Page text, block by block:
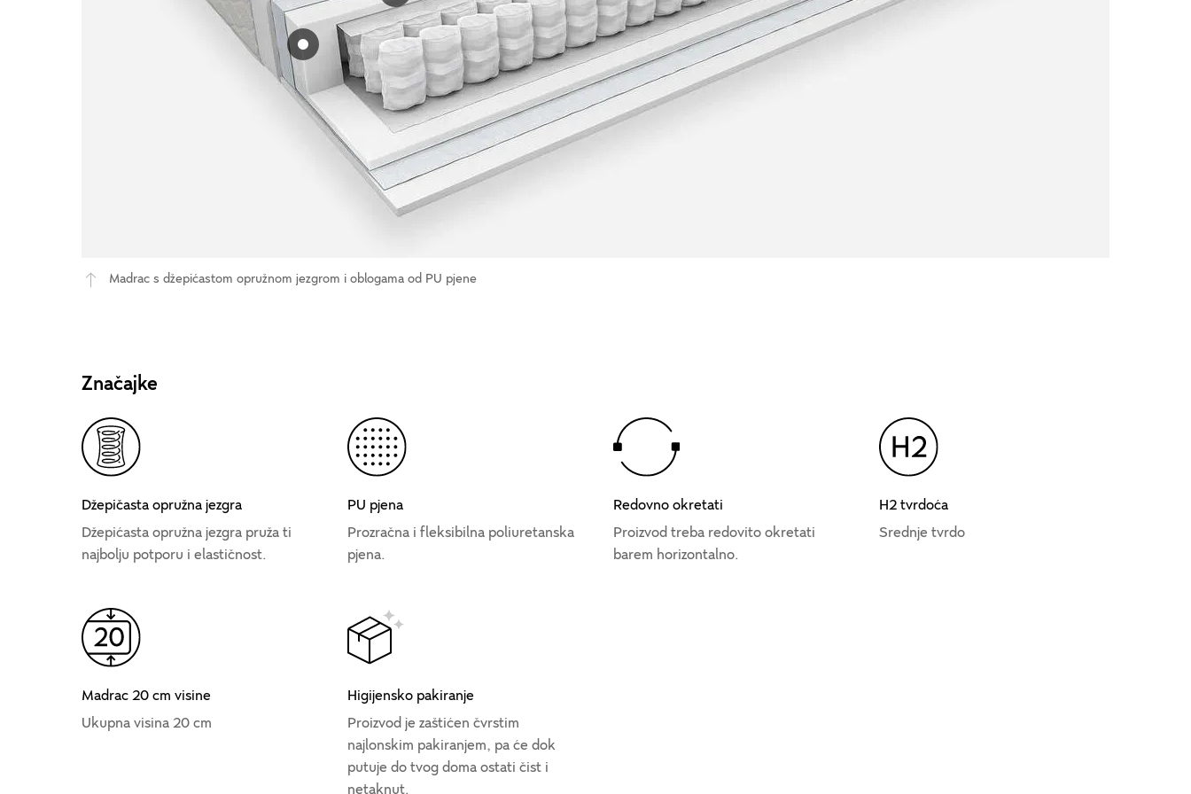
Madrac s džepićastom opružnom jezgrom i oblogama od PU pjene
Značajke
Džepičasta opružna jezgra
Džepićasta opružna jezgra pruža ti
najbolju potporu i elastičnost.
PU pjena
Prozračna i fleksibilna poliuretanska
pjena.
Redovno okretati
Proizvod treba redovito okretati
barem horizontalno.
H2 tvrdoća
Srednje tvrdo
Madrac 20 cm visine
Ukupna visina 20 cm
Higijensko pakiranje
Proizvod je zaštićen čvrstim
najlonskim pakiranjem, pa će dok
putuje do tvog doma ostati čist i
netaknut.